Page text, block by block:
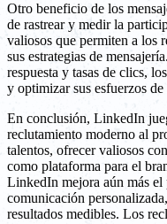
Otro beneficio de los
de rastrear y medir la
valiosos que permiten a los
sus estrategias de
respuesta y tasas de clics,
y optimizar sus esfuerzos de
En conclusión, LinkedIn
reclutamiento moderno al
talentos, ofrecer valiosos
como plataforma para el
LinkedIn mejora aún más
comunicación
resultados medibles. Los